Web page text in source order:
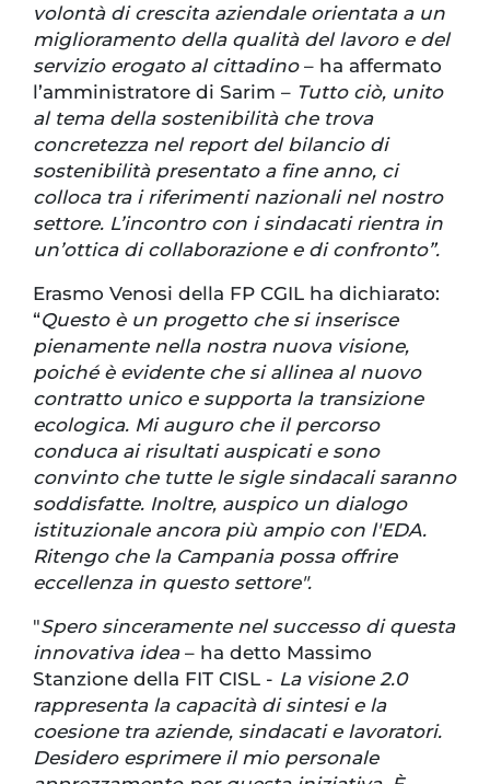
volontà di crescita aziendale orientata a un
miglioramento della qualità del lavoro e del
servizio erogato al cittadino – ha affermato
l’amministratore di Sarim – Tutto ciò, unito
al tema della sostenibilità che trova
concretezza nel report del bilancio di
sostenibilità presentato a fine anno, ci
colloca tra i riferimenti nazionali nel nostro
settore. L’incontro con i sindacati rientra in
un’ottica di collaborazione e di confronto”.
Erasmo Venosi della FP CGIL ha dichiarato:
“Questo è un progetto che si inserisce
pienamente nella nostra nuova visione,
poiché è evidente che si allinea al nuovo
contratto unico e supporta la transizione
ecologica. Mi auguro che il percorso
conduca ai risultati auspicati e sono
convinto che tutte le sigle sindacali saranno
soddisfatte. Inoltre, auspico un dialogo
istituzionale ancora più ampio con l'EDA.
Ritengo che la Campania possa offrire
eccellenza in questo settore".
"Spero sinceramente nel successo di questa
innovativa idea– ha detto Massimo
Stanzione della FIT CISL - La visione 2.0
rappresenta la capacità di sintesi e la
coesione tra aziende, sindacati e lavoratori.
Desidero esprimere il mio personale